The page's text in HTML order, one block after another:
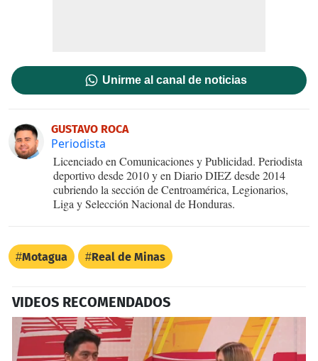
Unirme al canal de noticias
GUSTAVO ROCA
Periodista
Licenciado en Comunicaciones y Publicidad. Periodista
deportivo desde 2010 y en Diario DIEZ desde 2014
cubriendo la sección de Centroamérica, Legionarios,
Liga y Selección Nacional de Honduras.
Motagua Real de Minas
VIDEOS RECOMENDADOS